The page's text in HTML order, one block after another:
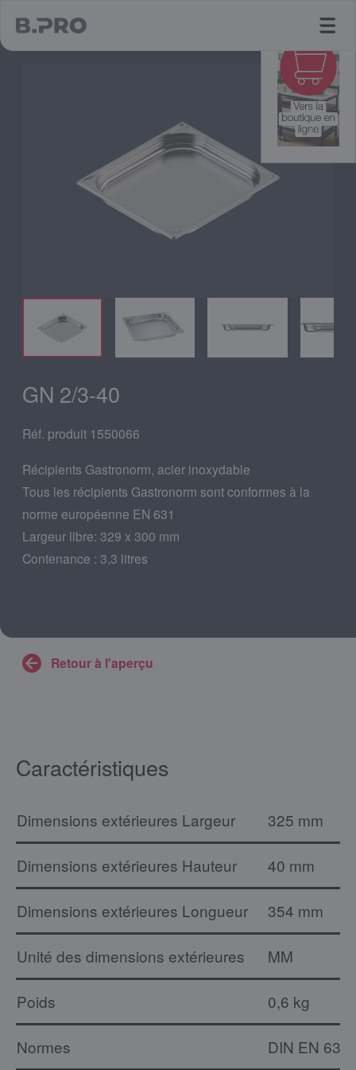
GN 2/3-40
Réf. produit 1550066
Récipients Gastronorm, acier inoxydable
Tous les récipients Gastronorm sont conformes à la
norme européenne EN 631
Largeur libre: 329 x 300 mm
Contenance : 3,3 litres
Retour à l'aperçu
Caractéristiques
Dimensions extérieures Largeur 325 mm
Dimensions extérieures Hauteur 40 mm
Dimensions extérieures Longueur 354 mm
Unité des dimensions extérieures MM
Poids 0,6 kg
Normes DIN EN 631